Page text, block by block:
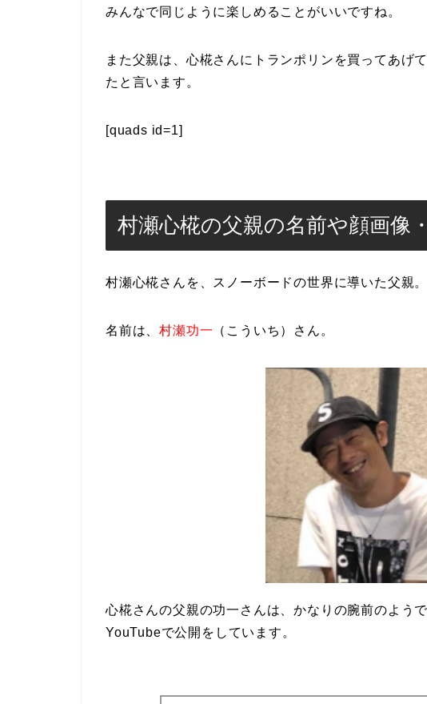
みんなで同じように楽しめることがいいですね。
また父親は、心椛さんにトランポリンを買ってあげ
たと言います。
[quads id=1]
村瀬心椛の父親の名前や顔画像
村瀬心椛さんを、スノーボードの世界に導いた父親。
名前は、村瀬功一 （こういち）さん。
心椛さんの父親の功一さんは、かなりの腕前のよう
YouTubeで公開をしています。